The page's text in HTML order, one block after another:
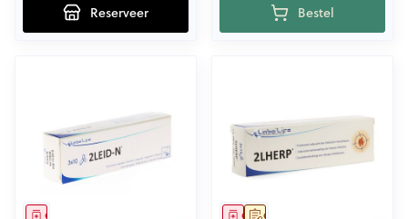
Reserveer Bestel
Geneesmiddel Op voorschrift
Geneesmiddel